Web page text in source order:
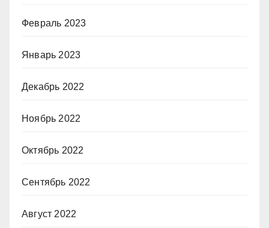
Февраль 2023
Январь 2023
Декабрь 2022
Ноябрь 2022
Октябрь 2022
Сентябрь 2022
Август 2022